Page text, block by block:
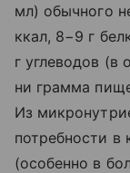
мл) обычного
ккал, 8−9 г
г углеводов (в
ни грамма
Из
потребности в
(особенно в